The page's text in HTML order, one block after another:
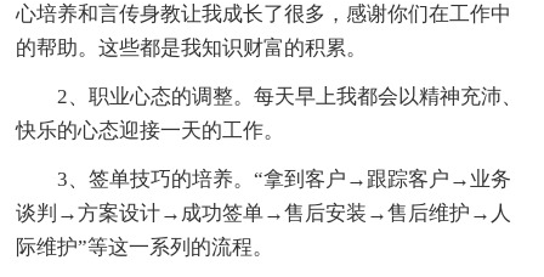
心培养和言传身教让我成长了很多，感谢你们在工作中
的帮助。这些都是我知识财富的积累。
2、职业心态的调整。每天早上我都会以精神充沛、
快乐的心态迎接一天的工作。
3、签单技巧的培养。“拿到客户→跟踪客户→业务
谈判→方案设计→成功签单→售后安装→售后维护→人
际维护”等这一系列的流程。